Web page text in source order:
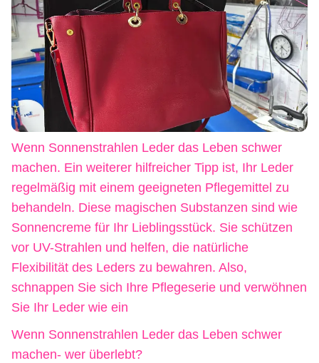
Wenn Sonnenstrahlen Leder das Leben schwer
machen. Ein weiterer hilfreicher Tipp ist, Ihr Leder
regelmäßig mit einem geeigneten Pflegemittel zu
behandeln. Diese magischen Substanzen sind wie
Sonnencreme für Ihr Lieblingsstück. Sie schützen
vor UV-Strahlen und helfen, die natürliche
Flexibilität des Leders zu bewahren. Also,
schnappen Sie sich Ihre Pflegeserie und verwöhnen
Sie Ihr Leder wie ein
Wenn Sonnenstrahlen Leder das Leben schwer
machen- wer überlebt?